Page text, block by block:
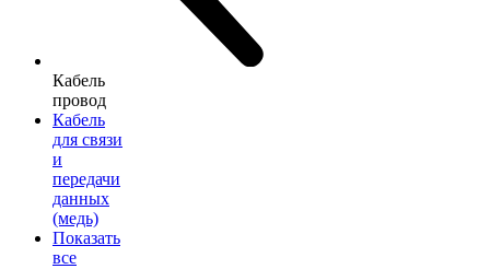
Кабель
провод
Кабель
для связи
и
передачи
данных
(медь)
Показать
все